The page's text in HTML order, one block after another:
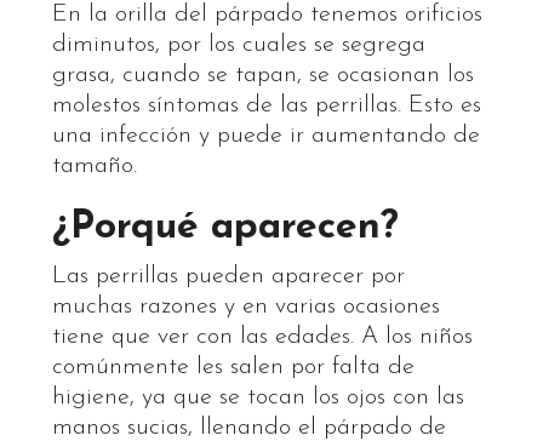
En la orilla del párpado tenemos orificios
diminutos, por los cuales se segrega
grasa, cuando se tapan, se ocasionan los
molestos síntomas de las perrillas. Esto es
una infección y puede ir aumentando de
tamaño.
¿Porqué aparecen?
Las perrillas pueden aparecer por
muchas razones y en varias ocasiones
tiene que ver con las edades. A los niños
comúnmente les salen por falta de
higiene, ya que se tocan los ojos con las
manos sucias, llenando el párpado de